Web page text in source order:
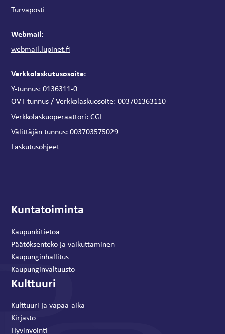
Turvaposti
Webmail:
webmail.lupinet.fi
Verkkolaskutusosoite:
Y-tunnus: 0136311-0
OVT-tunnus / Verkkolaskuosoite: 003701363110
Verkkolaskuoperaattori: CGI
Välittäjän tunnus:003703575029
Laskutusohjeet
Kuntatoiminta
Kaupunkitietoa
Päätöksenteko ja vaikuttaminen
Kaupunginhallitus
Kaupunginvaltuusto
Kulttuuri
Kulttuuri ja vapaa-aika
Kirjasto
Hyvinvointi